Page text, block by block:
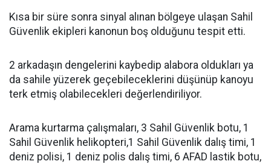
Kısa bir süre sonra sinyal alınan bölgeye ulaşan Sahil
Güvenlik ekipleri kanonun boş olduğunu tespit etti.
2 arkadaşın dengelerini kaybedip alabora oldukları ya
da sahile yüzerek geçebileceklerini düşünüp kanoyu
terk etmiş olabilecekleri değerlendiriliyor.
Arama kurtarma çalışmaları, 3 Sahil Güvenlik botu, 1
Sahil Güvenlik helikopteri,1 Sahil Güvenlik dalış timi, 1
deniz polisi, 1 deniz polis dalış timi, 6 AFAD lastik botu,